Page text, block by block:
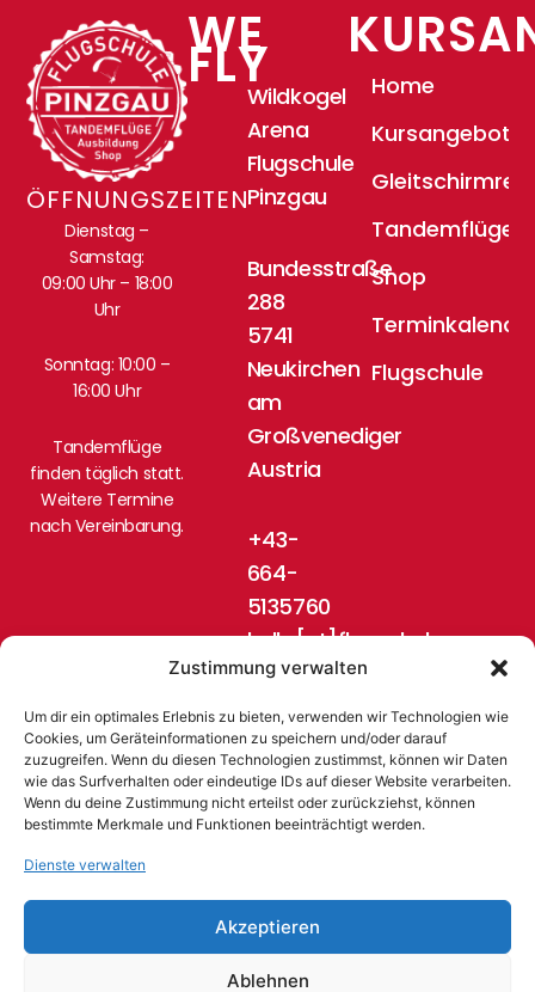
Zustimmung verwalten
Um dir ein optimales Erlebnis zu bieten, verwenden wir Technologien wie
Cookies, um Geräteinformationen zu speichern und/oder darauf
zuzugreifen. Wenn du diesen Technologien zustimmst, können wir Daten
wie das Surfverhalten oder eindeutige IDs auf dieser Website verarbeiten.
Wenn du deine Zustimmung nicht erteilst oder zurückziehst, können
bestimmte Merkmale und Funktionen beeinträchtigt werden.
Dienste verwalten
Akzeptieren
Ablehnen
ÖFFNUNGSZEITEN
Dienstag –
Samstag:
09:00 Uhr – 18:00
Uhr
Sonntag: 10:00 –
16:00 Uhr
Tandemflüge
finden täglich statt.
Weitere Termine
nach Vereinbarung.
WE
FLYWildkogel
Arena
Flugschule
Pinzgau
Bundesstraße
288
5741
Neukirchen
am
Großvenediger
Austria
+43-
664-
5135760
hello[at]flugschule-
pinzgau.at
Home
Kursangebote
Tandemflüge
Shop
Flugschule
© 2024 Flugschule Pinzgau, Austria